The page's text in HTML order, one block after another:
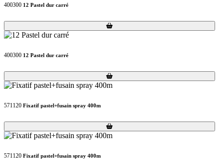
400300 12 Pastel dur carré
Loading...
Loading...
400300 12 Pastel dur carré
Loading...
Loading...
571120 Fixatif pastel+fusain spray 400m
Loading...
Loading...
571120 Fixatif pastel+fusain spray 400m